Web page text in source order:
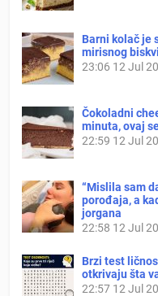
Barni kolač je
mirisnog
23:06 12 Jul
Čokoladni
minuta, ovaj
22:59 12 Jul
“Mislila sam
porođaja, a
jorgana
22:58 12 Jul
Brzi test
otkrivaju šta
22:57 12 Jul